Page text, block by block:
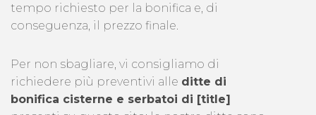
tempo richiesto per la bonifica e, di
conseguenza, il prezzo finale.
Per non sbagliare, vi consigliamo di
richiedere più preventivi alle ditte di
bonifica cisterne e serbatoi di [title]